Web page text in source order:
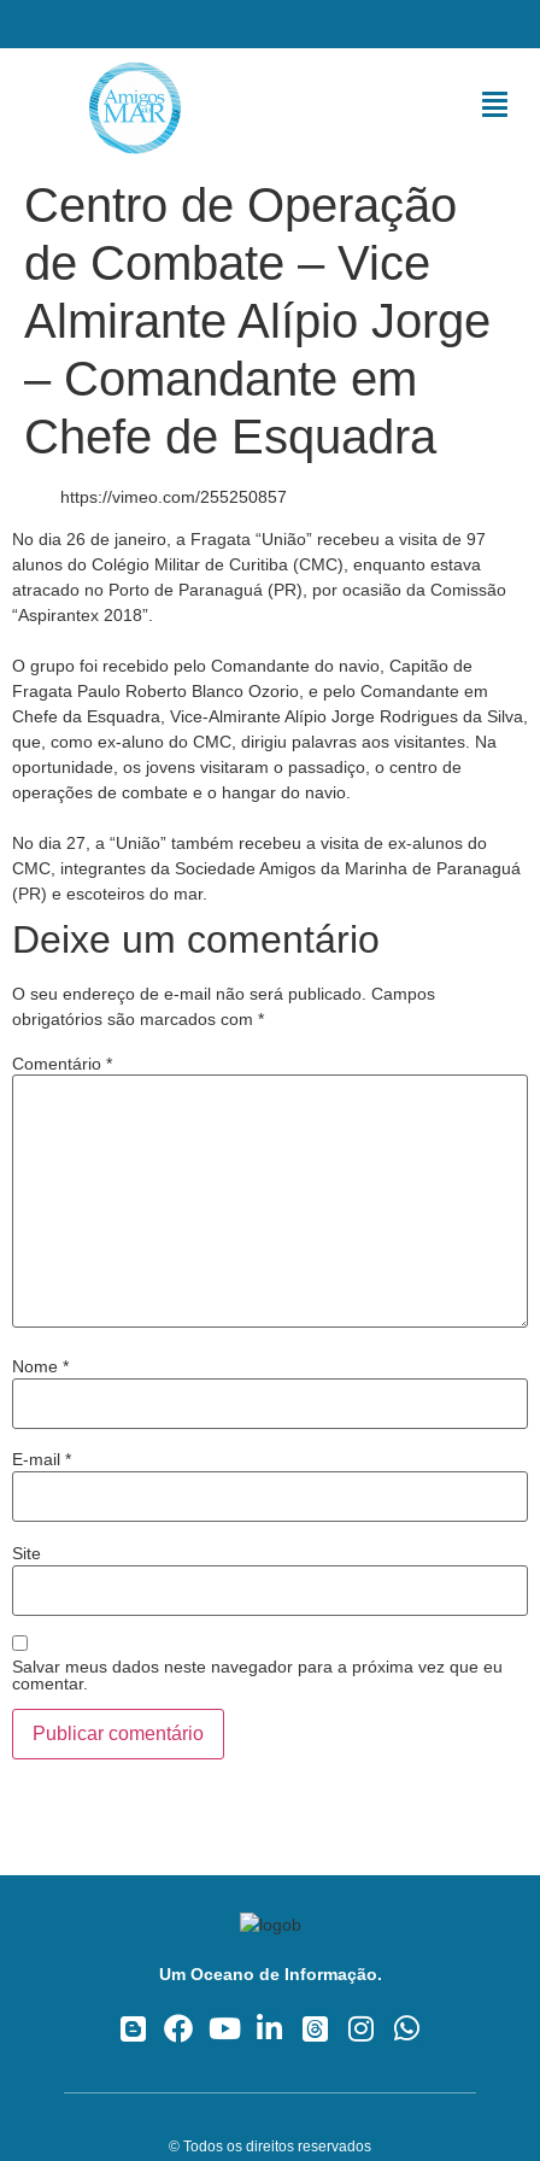
Centro de Operação
de Combate – Vice
Almirante Alípio Jorge
– Comandante em
Chefe de Esquadra
https://vimeo.com/255250857
No dia 26 de janeiro, a Fragata “União” recebeu a visita de 97
alunos do Colégio Militar de Curitiba (CMC), enquanto estava
atracado no Porto de Paranaguá (PR), por ocasião da Comissão
“Aspirantex 2018”.
O grupo foi recebido pelo Comandante do navio, Capitão de
Fragata Paulo Roberto Blanco Ozorio, e pelo Comandante em
Chefe da Esquadra, Vice-Almirante Alípio Jorge Rodrigues da Silva,
que, como ex-aluno do CMC, dirigiu palavras aos visitantes. Na
oportunidade, os jovens visitaram o passadiço, o centro de
operações de combate e o hangar do navio.
No dia 27, a “União” também recebeu a visita de ex-alunos do
CMC, integrantes da Sociedade Amigos da Marinha de Paranaguá
(PR) e escoteiros do mar.
Deixe um comentário
O seu endereço de e-mail não será publicado. Campos
obrigatórios são marcados com *
Comentário *
Nome *
E-mail *
Site
Salvar meus dados neste navegador para a próxima vez que eu
comentar.
Um Oceano de Informação.
© Todos os direitos reservados